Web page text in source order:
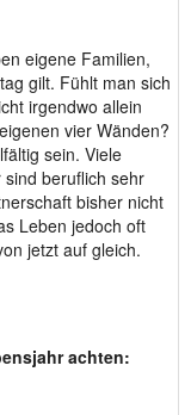
eigene Familien,
gilt. Fühlt man sich
irgendwo allein
vier Wänden?
sein. Viele
beruflich sehr
bisher nicht
Leben jedoch oft
jetzt auf gleich.
achten: